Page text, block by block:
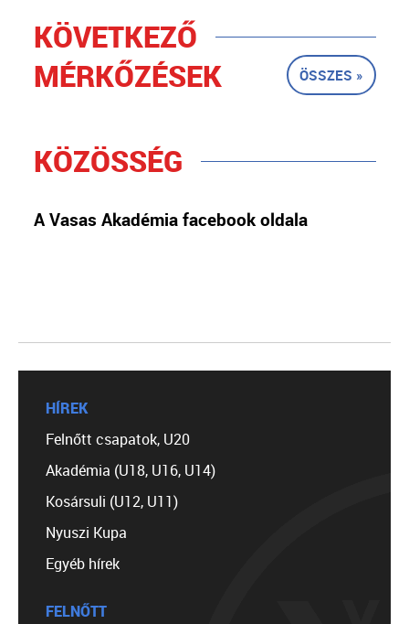
KÖVETKEZŐ
MÉRKŐZÉSEK
ÖSSZES »
KÖZÖSSÉG
A Vasas Akadémia facebook oldala
HÍREK
Felnőtt csapatok, U20
Akadémia (U18, U16, U14)
Kosársuli (U12, U11)
Nyuszi Kupa
Egyéb hírek
FELNŐTT